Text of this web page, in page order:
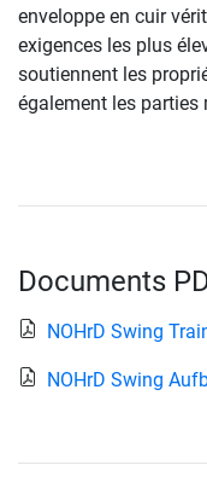
enveloppe en cuir
exigences les plus
soutiennent les
également les parties
Documents
NOHrD Swing
NOHrD Swing